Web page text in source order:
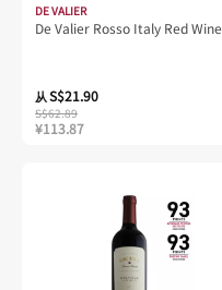
DE VALIER
De Valier Rosso Italy Red Wine
从S$21.90
S$62.89
¥113.87